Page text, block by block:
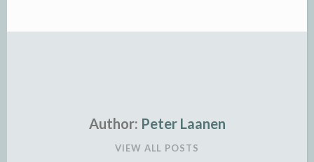
Author: Peter Laanen
VIEW ALL POSTS